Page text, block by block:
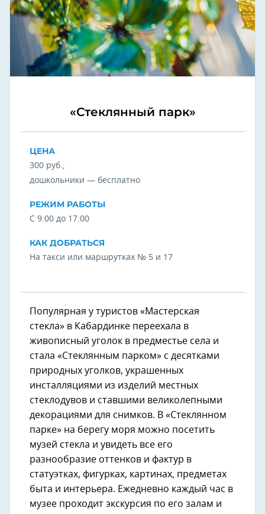
«Стеклянный парк»
ЦЕНА
300 руб.,
дошкольники — бесплатно
РЕЖИМ РАБОТЫ
С 9:00 до 17:00
КАК ДОБРАТЬСЯ
На такси или маршрутках № 5 и 17
Популярная у туристов «Мастерская
стекла» в Кабардинке переехала в
живописный уголок в предместье села и
стала «Стеклянным парком» с десятками
природных уголков, украшенных
инсталляциями из изделий местных
стеклодувов и ставшими великолепными
декорациями для снимков. В «Стеклянном
парке» на берегу моря можно посетить
музей стекла и увидеть все его
разнообразие оттенков и фактур в
статуэтках, фигурках, картинах, предметах
быта и интерьера. Ежедневно каждый час в
музее проходит экскурсия по его залам и